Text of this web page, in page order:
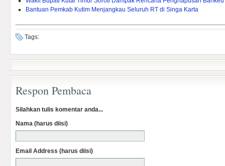
Bantuan Pemkab Kutim Menjangkau Seluruh RT di Singa Karta
Tags:
Respon Pembaca
Silahkan tulis komentar anda...
Nama (harus diisi)
Email Address (harus diisi)